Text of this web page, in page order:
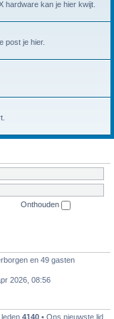
hardware kan je hier kwijt.
post je hier.
Onthouden
en 49 gasten
2026, 08:56
leden 4140 • Ons nieuwste lid